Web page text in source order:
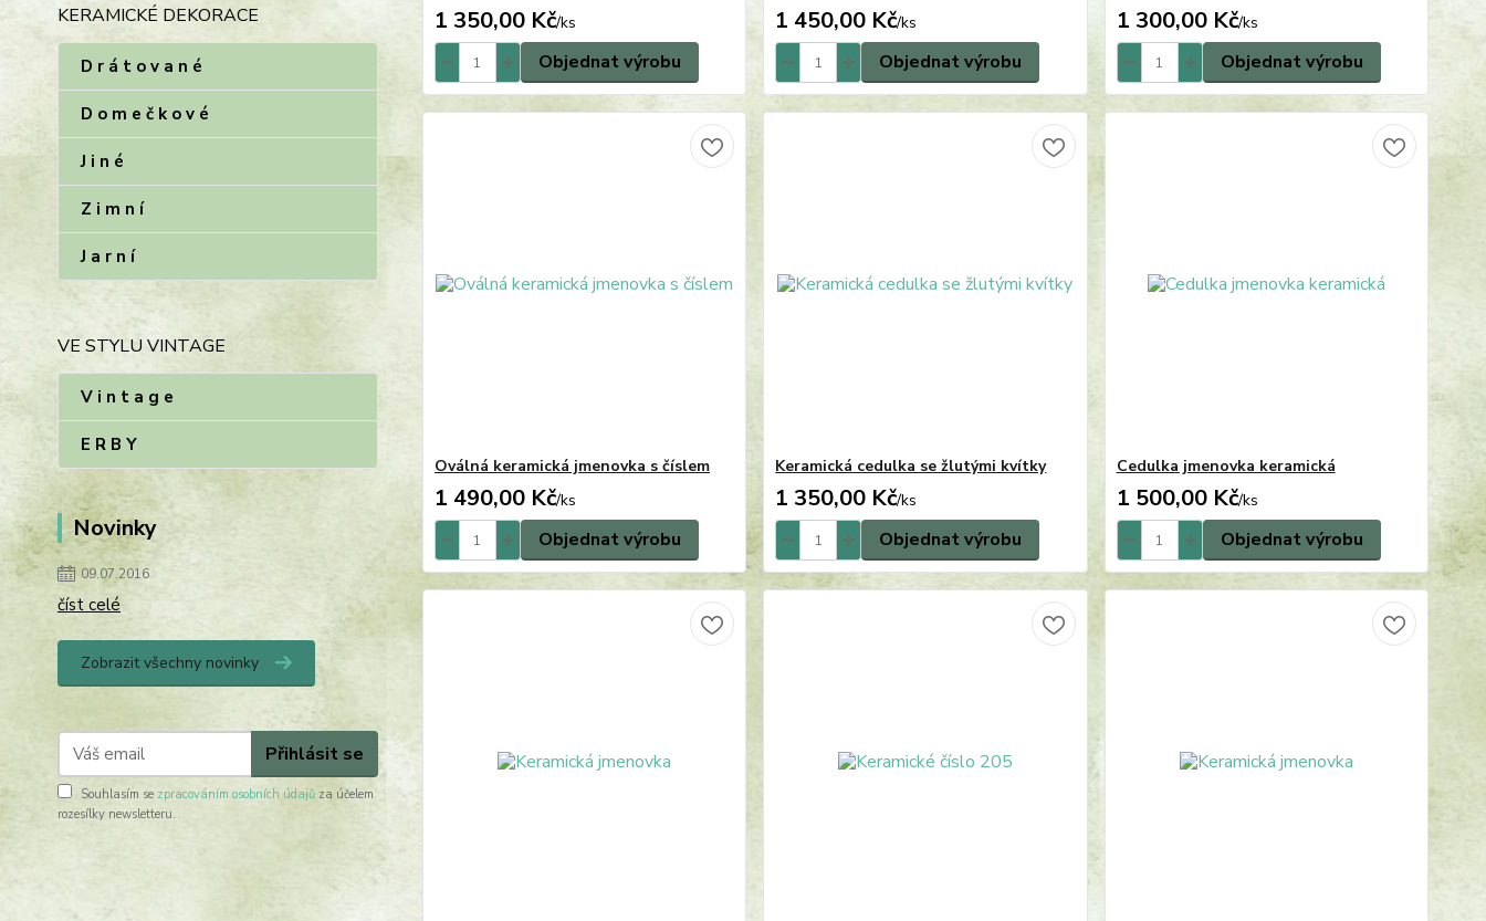
KERAMICKÉ DEKORACE
D r á t o v a n é
D o m e č k o v é
J i n é
Z i m n í
J a r n í
VE STYLU VINTAGE
V i n t a g e
E R B Y
Novinky
09.07.2016
číst celé
Zobrazit všechny novinky
Přihlásit se
Souhlasím se zpracováním osobních údajů za účelem
rozesílky newsletteru.
1 350,00 Kč/ks
Objednat výrobu
1 450,00 Kč/ks
Objednat výrobu
1 300,00 Kč/ks
Objednat výrobu
Oválná keramická jmenovka s číslem
1 490,00 Kč/ks
Objednat výrobu
Keramická cedulka se žlutými kvítky
1 350,00 Kč/ks
Objednat výrobu
Cedulka jmenovka keramická
1 500,00 Kč/ks
Objednat výrobu